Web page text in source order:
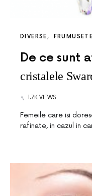
DIVERSE FRUMUSETE
De ce sunt
cristalele
1.7K VIEWS
Femeile care isi
rafinate, in cazul in